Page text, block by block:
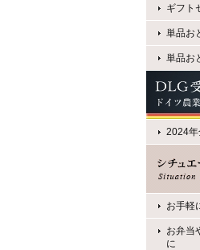
ギフト
単品お
単品お
2024
お手軽
お弁当
に